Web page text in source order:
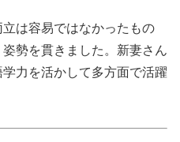
は容易ではなかったもの
勢を貫きました。新妻さん
力を活かして多方面で活躍